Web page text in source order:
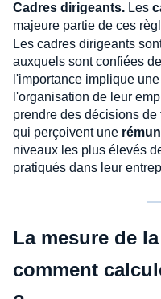
Cadres dirigeants. Les
majeure partie de ces
Les cadres dirigeants
auxquels sont confiées
l'importance implique
l'organisation de leur
prendre des décisions
qui perçoivent une
niveaux les plus élevés
pratiqués dans leur
La mesure de
comment